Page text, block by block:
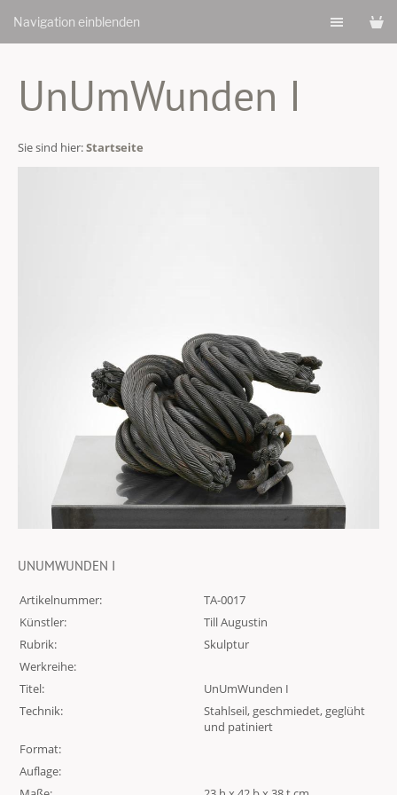
Navigation einblenden
UnUmWunden I
Sie sind hier:Startseite
UNUMWUNDEN I
Artikelnummer:
TA-0017
Künstler:
Till Augustin
Rubrik:
Skulptur
Werkreihe:
Titel:
UnUmWunden I
Technik:
Stahlseil, geschmiedet, geglüht
und patiniert
Format:
Auflage: